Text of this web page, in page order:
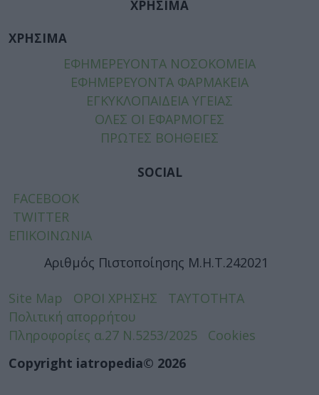
ΧΡΗΣΙΜΑ
ΧΡΗΣΙΜΑ
ΕΦΗΜΕΡΕΥΟΝΤΑ ΝΟΣΟΚΟΜΕΙΑ
ΕΦΗΜΕΡΕΥΟΝΤΑ ΦΑΡΜΑΚΕΙΑ
ΕΓΚΥΚΛΟΠΑΙΔΕΙΑ ΥΓΕΙΑΣ
ΟΛΕΣ ΟΙ ΕΦΑΡΜΟΓΕΣ
ΠΡΩΤΕΣ ΒΟΗΘΕΙΕΣ
SOCIAL
FACEBOOK
TWITTER
ΕΠΙΚΟΙΝΩΝΙΑ
Αριθμός Πιστοποίησης Μ.Η.Τ.242021
Site Map ΟΡΟΙ ΧΡΗΣΗΣ
ΤΑΥΤΟΤΗΤΑ
Πολιτική απορρήτου
Πληροφορίες α.27 Ν.5253/2025
Cookies
Copyright iatropedia© 2026